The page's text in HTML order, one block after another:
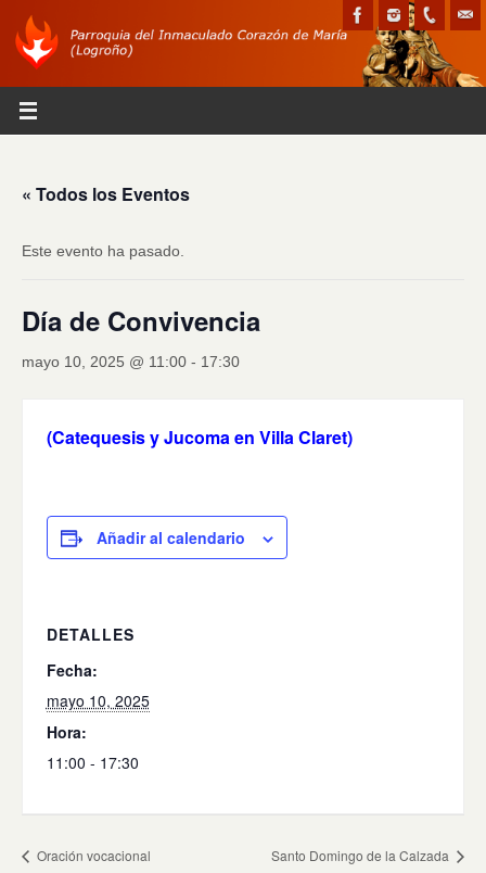
« Todos los Eventos
Este evento ha pasado.
Día de Convivencia
mayo 10, 2025 @ 11:00 - 17:30
(Catequesis y Jucoma en Villa Claret)
Añadir al calendario
DETALLES
Fecha:
mayo 10, 2025
Hora:
11:00 - 17:30
Oración vocacional Santo Domingo de la Calzada